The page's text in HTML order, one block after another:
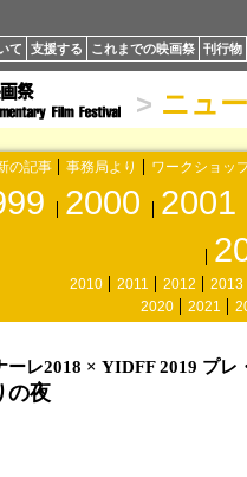
て 支援する これまでの映画祭 刊行物
> ニュ
の記事 事務局より ワークショッ
2000 2001
2010 2011 2012
2013
2020
2021
ーレ2018 × YIDFF 2019 プレ
の夜